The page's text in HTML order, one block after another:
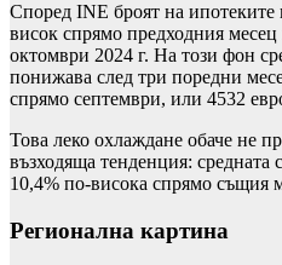
Според INE броят на ипотеките
висок спрямо предходния
октомври 2024 г. На този фон
понижава след три поредни
спрямо септември, или 4532
Това леко охлаждане обаче не
възходяща тенденция: средната
10,4% по-висока спрямо същия
Регионална картина